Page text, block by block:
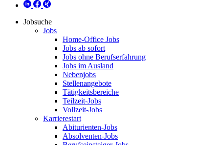
Jobsuche
Jobs
Home-Office Jobs
Jobs ab sofort
Jobs ohne Berufserfahrung
Jobs im Ausland
Nebenjobs
Stellenangebote
Tätigkeitsbereiche
Teilzeit-Jobs
Vollzeit-Jobs
Karrierestart
Abiturienten-Jobs
Absolventen-Jobs